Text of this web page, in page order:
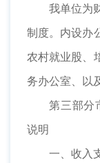
我单位为
制度。内设办
农村就业股、
务办公室、以
第三部分
说明
一、收入